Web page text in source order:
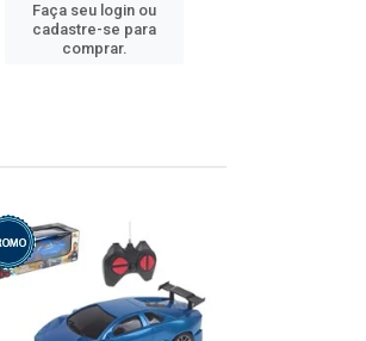
Faça seu login ou
cadastre-se para
comprar.